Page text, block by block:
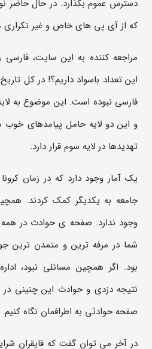
دسترس عموم بگذارد. در حال حاضر
که از آی پی های خاص و غیر تکراری
مراجعه کننده به این سایت، فارسی
این تعداد باسواد داریم؟! در کل
فارسی نبوده است. این موضوع به
و این دو لایه حامل پیامدهای خوب
تهدیدها در لایه سوم قرار دارد.
یک آمار وجود دارد که در زمان
جامعه به یکدیگر کمک کردند.
وجود ندارد. صفحه ی حوادث در همه
شما در مرفه ترین و متمدن ترین
بود. اگر همچین مسائلی نبود،
نتیجه دزدی و حوادث این چنینی در
صفحه حوادثی به اطرافمان نگاه کنیم.
در آخر می توان گفت که قایقران